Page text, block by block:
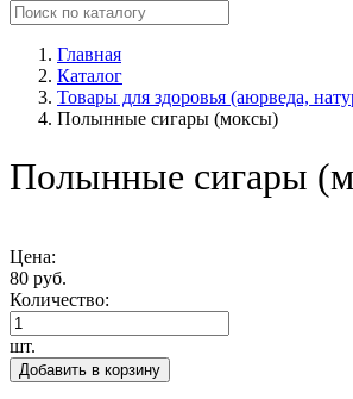
Главная
Каталог
Товары для здоровья (аюрведа,
Полынные сигары (моксы)
Полынные сигары
Цена:
80 руб.
Количество:
шт.
Добавить в корзину